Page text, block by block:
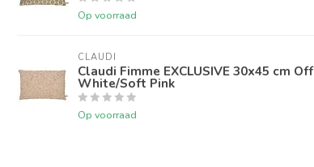
Op voorraad
CLAUDI
Claudi Fimme EXCLUSIVE 30x45 cm Off
White/Soft Pink
Op voorraad